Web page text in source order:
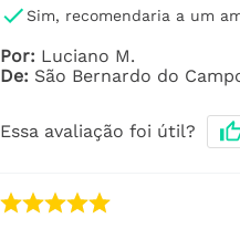
Sim, recomendaria a um
Por: Luciano M.
De: São Bernardo do
Essa avaliação foi útil?